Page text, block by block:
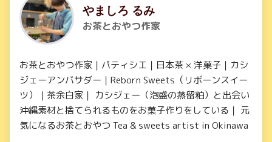
やましろ るみ
お茶とおやつ作家
お茶とおやつ作家｜パティシエ｜日本茶 × 洋菓子｜カシ
ジェーアンバサダー｜Reborn Sweets（リボーンスイー
ツ）｜茶余白家｜ カシジェー（泡盛の蒸留粕）と出会い
沖縄素材と捨てられるものをお菓子作りをしている｜ 元
気になるお茶とおやつ Tea & sweets artist in Okinawa